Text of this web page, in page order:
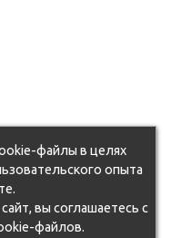
файлы в целях
опыта
вы соглашаетесь с
файлов.